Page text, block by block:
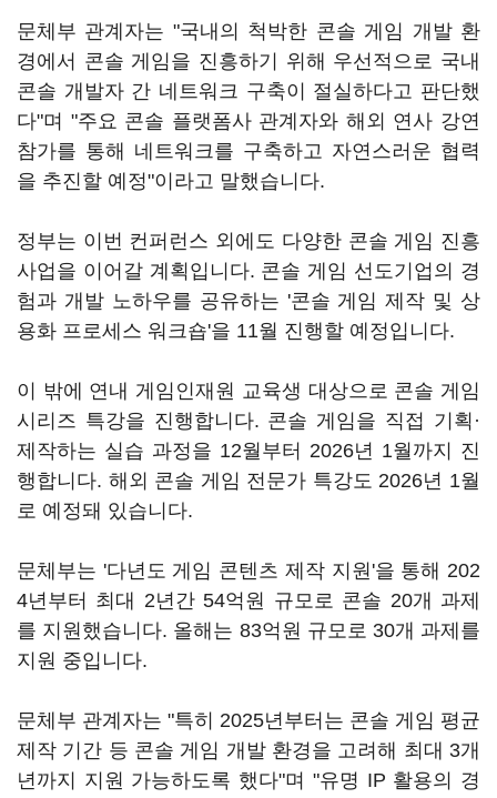
문체부 관계자는 "국내의 척박한 콘솔 게임 개발 환
경에서 콘솔 게임을 진흥하기 위해 우선적으로 국내
콘솔 개발자 간 네트워크 구축이 절실하다고 판단했
다"며 "주요 콘솔 플랫폼사 관계자와 해외 연사 강연
참가를 통해 네트워크를 구축하고 자연스러운 협력
을 추진할 예정"이라고 말했습니다.
정부는 이번 컨퍼런스 외에도 다양한 콘솔 게임 진흥
사업을 이어갈 계획입니다. 콘솔 게임 선도기업의 경
험과 개발 노하우를 공유하는 '콘솔 게임 제작 및 상
용화 프로세스 워크숍'을 11월 진행할 예정입니다.
이 밖에 연내 게임인재원 교육생 대상으로 콘솔 게임
시리즈 특강을 진행합니다. 콘솔 게임을 직접 기획·
제작하는 실습 과정을 12월부터 2026년 1월까지 진
행합니다. 해외 콘솔 게임 전문가 특강도 2026년 1월
로 예정돼 있습니다.
문체부는 '다년도 게임 콘텐츠 제작 지원'을 통해 202
4년부터 최대 2년간 54억원 규모로 콘솔 20개 과제
를 지원했습니다. 올해는 83억원 규모로 30개 과제를
지원 중입니다.
문체부 관계자는 "특히 2025년부터는 콘솔 게임 평균
제작 기간 등 콘솔 게임 개발 환경을 고려해 최대 3개
년까지 지원 가능하도록 했다"며 "유명 IP 활용의 경